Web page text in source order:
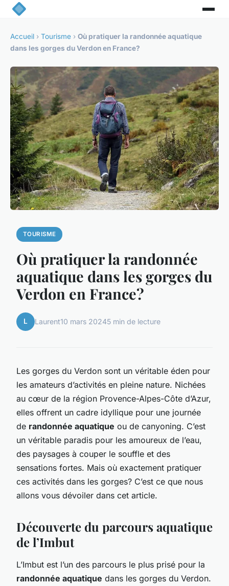
Accueil › Tourisme › Où pratiquer la randonnée aquatique
dans les gorges du Verdon en France?
TOURISME
Où pratiquer la randonnée
aquatique dans les gorges du
Verdon en France?
L Laurent10 mars 20245 min de lecture
Les gorges du Verdon sont un véritable éden pour
les amateurs d’activités en pleine nature. Nichées
au cœur de la région Provence-Alpes-Côte d’Azur,
elles offrent un cadre idyllique pour une journée
de randonnée aquatique ou de canyoning. C’est
un véritable paradis pour les amoureux de l’eau,
des paysages à couper le souffle et des
sensations fortes. Mais où exactement pratiquer
ces activités dans les gorges? C’est ce que nous
allons vous dévoiler dans cet article.
Découverte du parcours aquatique
de l’Imbut
L’Imbut est l’un des parcours le plus prisé pour la
randonnée aquatique dans les gorges du Verdon.